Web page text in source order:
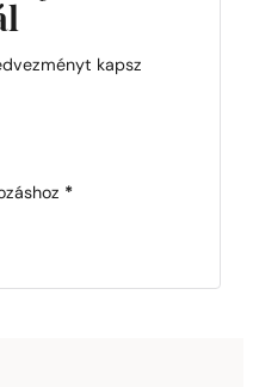
kapsz
*